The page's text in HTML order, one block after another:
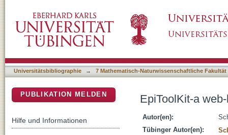
Universitätsbibliographie → 7 Mathematisch-Naturwissenschaftliche Fakultät
EpiToolKit-a
Autor(en):
Tübinger Autor(en):
PUBLIKATION MELDEN
Hilfe und Informationen